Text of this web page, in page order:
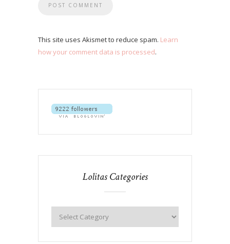
This site uses Akismet to reduce spam. Learn
how your comment data is processed.
Lolitas Categories